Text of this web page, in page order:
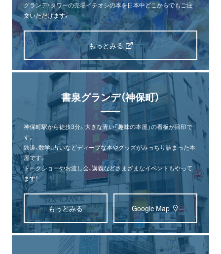
グランデ・タワーの売場イチオシの本を日本中どこからでもご注
文いただけます。
もっとみる
書泉グランデ（神保町）
神保町駅から徒歩3分。大きな青い「趣味の本屋」の看板が目印で
す。
鉄道、数学、占いなどディープな本やグッズがみっちり詰まった本
屋です。
トークショーやお渡し会、講義などさまざまなイベントもやって
ます！
もっとみる Google Map